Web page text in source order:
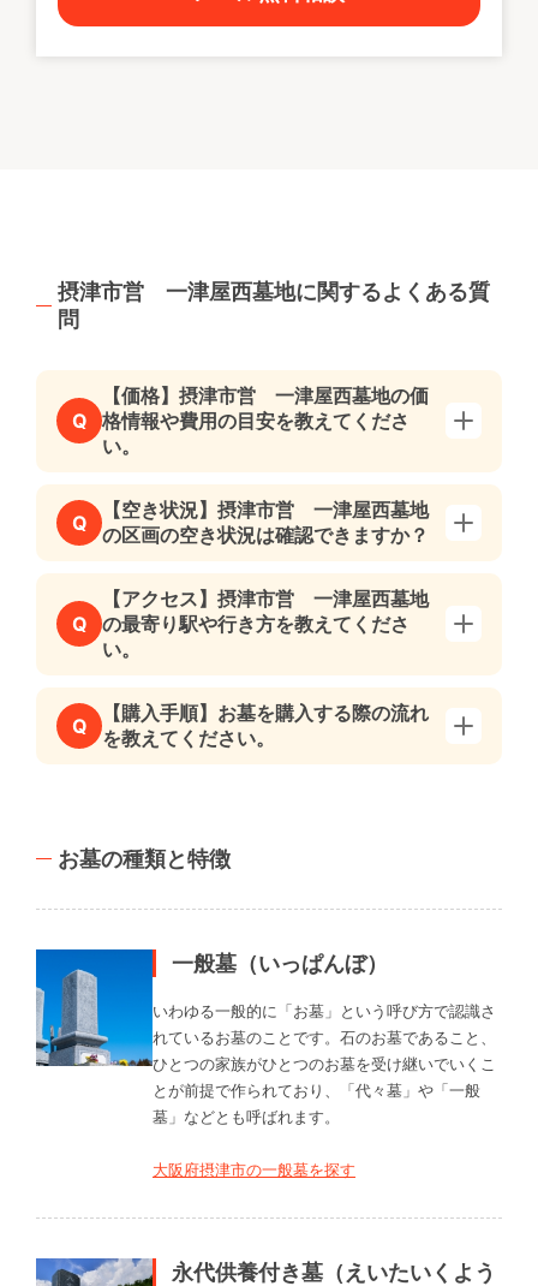
摂津市営 一津屋西墓地に関するよくある質
問
Q
【価格】摂津市営 一津屋西墓地の価
格情報や費用の目安を教えてくださ
い。
Q
【空き状況】摂津市営 一津屋西墓地
の区画の空き状況は確認できますか？
Q
【アクセス】摂津市営 一津屋西墓地
の最寄り駅や行き方を教えてくださ
い。
Q
【購入手順】お墓を購入する際の流れ
を教えてください。
お墓の種類と特徴
一般墓（いっぱんぼ）
いわゆる一般的に「お墓」という呼び方で認識さ
れているお墓のことです。石のお墓であること、
ひとつの家族がひとつのお墓を受け継いでいくこ
とが前提で作られており、「代々墓」や「一般
墓」などとも呼ばれます。
大阪府摂津市の一般墓を探す
永代供養付き墓（えいたいくよう